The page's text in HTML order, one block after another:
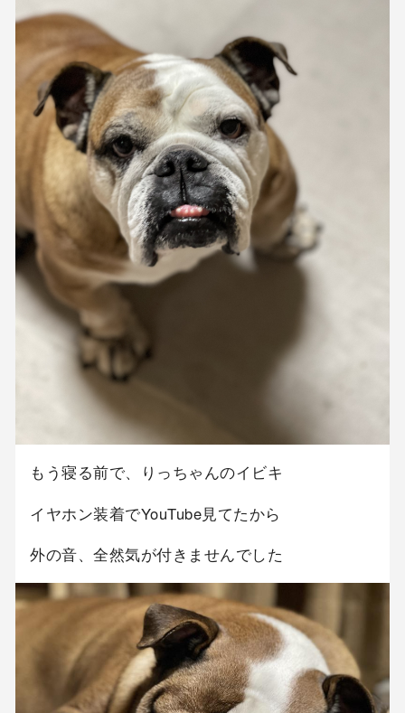
もう寝る前で、りっちゃんのイビキ
イヤホン装着でYouTube見てたから
外の音、全然気が付きませんでした